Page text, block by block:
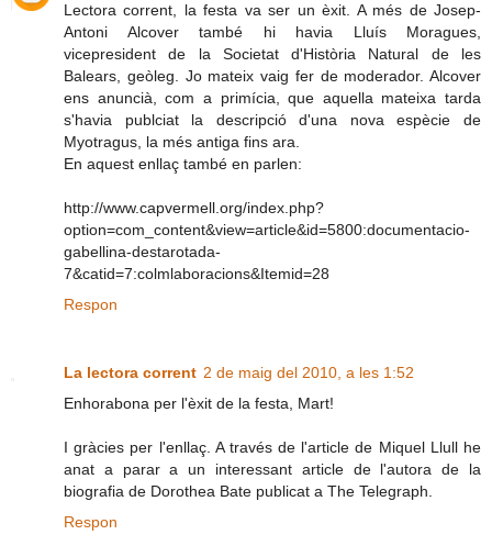
Lectora corrent, la festa va ser un èxit. A més de Josep-
Antoni Alcover també hi havia Lluís Moragues,
vicepresident de la Societat d'Història Natural de les
Balears, geòleg. Jo mateix vaig fer de moderador. Alcover
ens anuncià, com a primícia, que aquella mateixa tarda
s'havia publciat la descripció d'una nova espècie de
Myotragus, la més antiga fins ara.
En aquest enllaç també en parlen:
http://www.capvermell.org/index.php?
option=com_content&view=article&id=5800:documentacio-
gabellina-destarotada-
7&catid=7:colmlaboracions&Itemid=28
Respon
La lectora corrent 2 de maig del 2010, a les 1:52
Enhorabona per l'èxit de la festa, Mart!
I gràcies per l'enllaç. A través de l'article de Miquel Llull he
anat a parar a un interessant article de l'autora de la
biografia de Dorothea Bate publicat a The Telegraph.
Respon